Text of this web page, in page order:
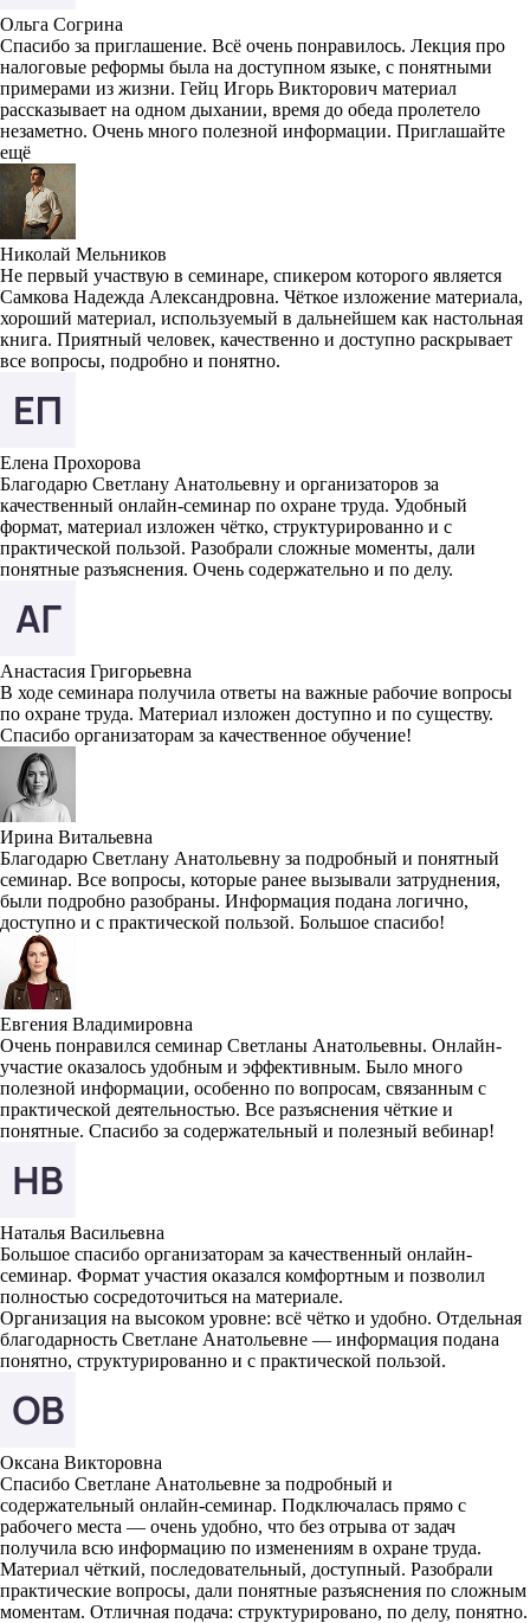
Ольга Согрина
Спасибо за приглашение. Всё очень понравилось. Лекция про
налоговые реформы была на доступном языке, с понятными
примерами из жизни. Гейц Игорь Викторович материал
рассказывает на одном дыхании, время до обеда пролетело
незаметно. Очень много полезной информации. Приглашайте
ещё
Николай Мельников
Не первый участвую в семинаре, спикером которого является
Самкова Надежда Александровна. Чёткое изложение материала,
хороший материал, используемый в дальнейшем как настольная
книга. Приятный человек, качественно и доступно раскрывает
все вопросы, подробно и понятно.
Елена Прохорова
Благодарю Светлану Анатольевну и организаторов за
качественный онлайн-семинар по охране труда. Удобный
формат, материал изложен чётко, структурированно и с
практической пользой. Разобрали сложные моменты, дали
понятные разъяснения. Очень содержательно и по делу.
Анастасия Григорьевна
В ходе семинара получила ответы на важные рабочие вопросы
по охране труда. Материал изложен доступно и по существу.
Спасибо организаторам за качественное обучение!
Ирина Витальевна
Благодарю Светлану Анатольевну за подробный и понятный
семинар. Все вопросы, которые ранее вызывали затруднения,
были подробно разобраны. Информация подана логично,
доступно и с практической пользой. Большое спасибо!
Евгения Владимировна
Очень понравился семинар Светланы Анатольевны. Онлайн-
участие оказалось удобным и эффективным. Было много
полезной информации, особенно по вопросам, связанным с
практической деятельностью. Все разъяснения чёткие и
понятные. Спасибо за содержательный и полезный вебинар!
Наталья Васильевна
Большое спасибо организаторам за качественный онлайн-
семинар. Формат участия оказался комфортным и позволил
полностью сосредоточиться на материале.
Организация на высоком уровне: всё чётко и удобно. Отдельная
благодарность Светлане Анатольевне — информация подана
понятно, структурированно и с практической пользой.
Оксана Викторовна
Спасибо Светлане Анатольевне за подробный и
содержательный онлайн-семинар. Подключалась прямо с
рабочего места — очень удобно, что без отрыва от задач
получила всю информацию по изменениям в охране труда.
Материал чёткий, последовательный, доступный. Разобрали
практические вопросы, дали понятные разъяснения по сложным
моментам. Отличная подача: структурировано, по делу, понятно.